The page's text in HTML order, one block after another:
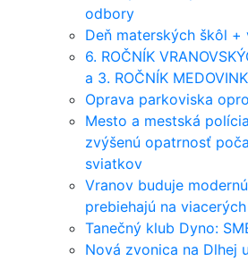
odbory
Deň materských škôl +
6. ROČNÍK
a 3. ROČNÍK
Oprava parkoviska
Mesto a mestská
zvýšenú opatrnosť
sviatkov
Vranov buduje
prebiehajú na
Tanečný klub Dyno:
Nová zvonica na Dlhej